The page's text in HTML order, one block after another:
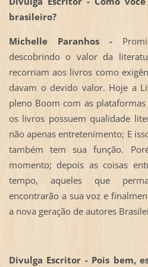
brasileiro?
Michelle Paranhos -
descobrindo o valor da
recorriam aos livros como
davam o devido valor. Hoje a
pleno Boom com as
os livros possuem qualidade
não apenas entretenimento; E
também tem sua função.
momento; depois as coisas
tempo, aqueles que
encontrarão a sua voz e
a nova geração de autores
Divulga Escritor - Pois bem,